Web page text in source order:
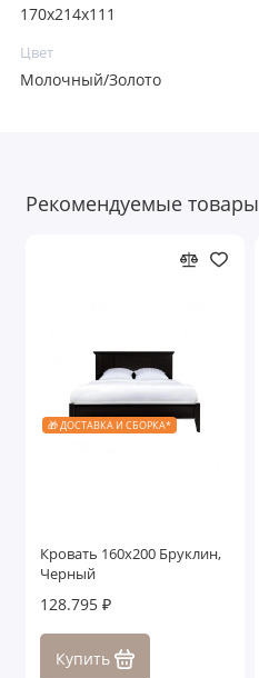
170х214х111
Цвет
Молочный/Золото
Рекомендуемые товары
🎁 ДОСТАВКА И СБОРКА*
Кровать 160x200 Бруклин,
Черный
128.795 ₽
Купить